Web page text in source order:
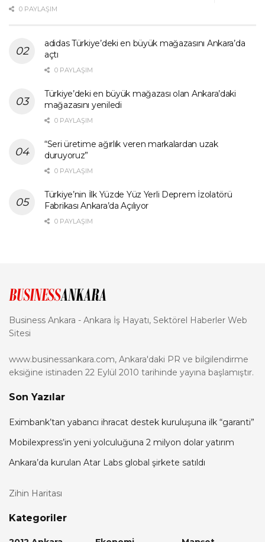
0 PAYLAŞIM
adidas Türkiye’deki en büyük mağazasını Ankara’da
açtı
0 PAYLAŞIM
Türkiye’deki en büyük mağazası olan Ankara’daki
mağazasını yeniledi
0 PAYLAŞIM
“Seri üretime ağırlık veren markalardan uzak
duruyoruz”
0 PAYLAŞIM
Türkiye’nin İlk Yüzde Yüz Yerli Deprem İzolatörü
Fabrikası Ankara’da Açılıyor
0 PAYLAŞIM
Business Ankara - Ankara İş Hayatı, Sektörel Haberler Web
Sitesi
www.businessankara.com, Ankara'daki PR ve bilgilendirme
eksiğine istinaden 22 Eylül 2010 tarihinde yayına başlamıştır.
Son Yazılar
Eximbank’tan yabancı ihracat destek kuruluşuna ilk “garanti”
Mobilexpress’in yeni yolculuğuna 2 milyon dolar yatırım
Ankara’da kurulan Atar Labs global şirkete satıldı
Zihin Haritası
Kategoriler